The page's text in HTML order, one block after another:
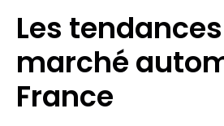
Les
marché
France